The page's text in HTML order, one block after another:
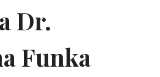
Dr.
Funka